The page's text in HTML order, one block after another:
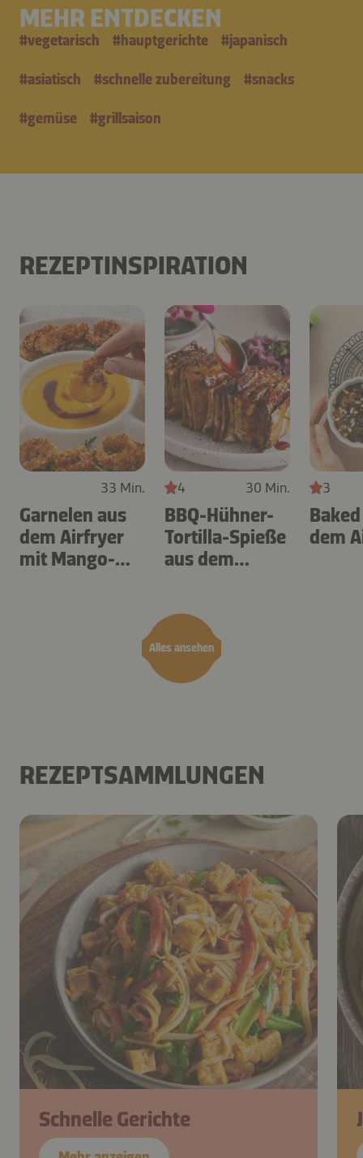
MEHR ENTDECKEN
#vegetarisch #hauptgerichte #japanisch
#asiatisch #schnelle zubereitung #snacks
#gemüse #grillsaison
REZEPTINSPIRATION
Alles ansehen
33 Min.
Garnelen aus
dem Airfryer
mit Mango-
4 30 Min.
BBQ-Hühner-
Tortilla-Spieße
aus dem
3
dem
REZEPTSAMMLUNGEN
Schnelle Gerichte